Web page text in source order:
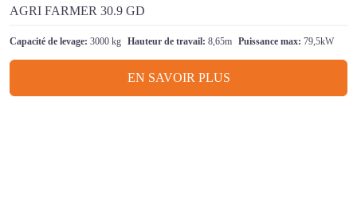
AGRI FARMER 30.9 GD
Capacité de levage: 3000 kg Hauteur de travail: 8,65m Puissance max: 79,5kW
EN SAVOIR PLUS